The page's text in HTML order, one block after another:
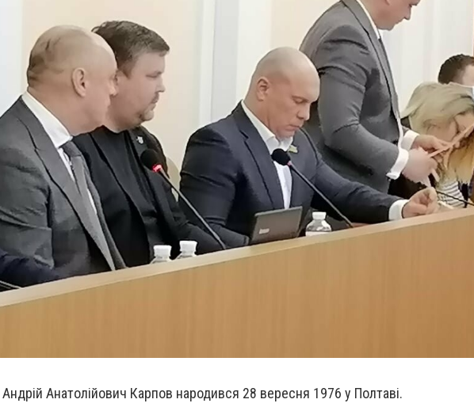
Андрій Анатолійович Карпов народився 28 вересня 1976 у Полтаві.